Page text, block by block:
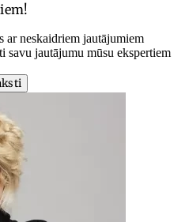
ar neskaidriem jautājumiem
savu jautājumu mūsu ekspertiem